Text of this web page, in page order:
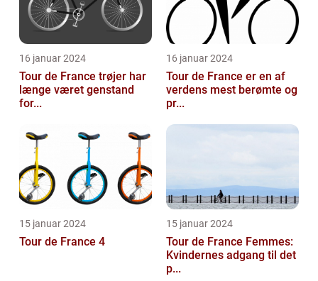
16 januar 2024
Tour de France trøjer har
længe været genstand
for...
16 januar 2024
Tour de France er en af
verdens mest berømte og
pr...
15 januar 2024
Tour de France 4
15 januar 2024
Tour de France Femmes:
Kvindernes adgang til det
p...